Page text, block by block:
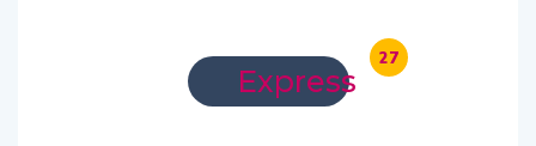
Express
27